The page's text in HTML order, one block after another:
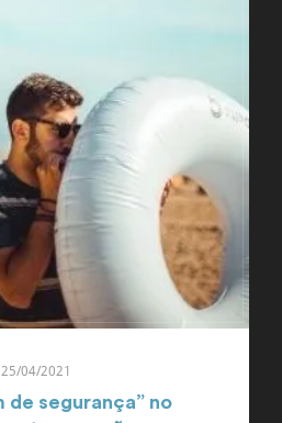
25/04/2021
de segurança” no